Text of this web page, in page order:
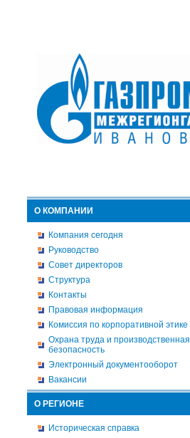
О КОМПАНИИ
Компания сегодня
Руководство
Совет директоров
Структура
Контакты
Правовая информация
Комиссия по корпоративной этике
Охрана труда и производственная
безопасность
Электронный документооборот
Вакансии
О РЕГИОНЕ
Историческая справка